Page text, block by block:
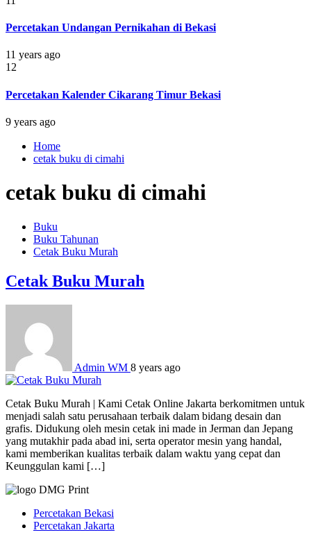
Percetakan Undangan Pernikahan di Bekasi
11 years ago
12
Percetakan Kalender Cikarang Timur Bekasi
9 years ago
Home
cetak buku di cimahi
cetak buku di cimahi
Buku
Buku Tahunan
Cetak Buku Murah
Cetak Buku Murah
Admin WM 8 years ago
Cetak Buku Murah | Kami Cetak Online Jakarta berkomitmen untuk
menjadi salah satu perusahaan terbaik dalam bidang desain dan
grafis. Didukung oleh mesin cetak ini made in Jerman dan Jepang
yang mutakhir pada abad ini, serta operator mesin yang handal,
kami memberikan kualitas terbaik dalam waktu yang cepat dan
Keunggulan kami […]
Percetakan Bekasi
Percetakan Jakarta